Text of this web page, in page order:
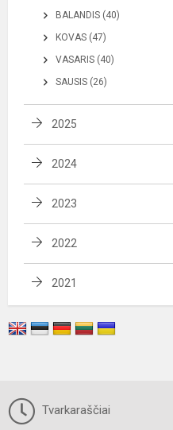
BALANDIS (40)
KOVAS (47)
VASARIS (40)
SAUSIS (26)
2025
2024
2023
2022
2021
Tvarkaraščiai